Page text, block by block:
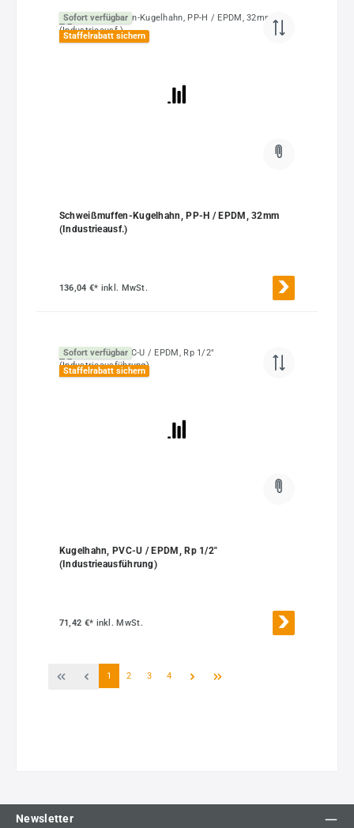
Sofort verfügbar
Staffelrabatt sichern
Schweißmuffen-Kugelhahn, PP-H / EPDM, 32mm
(Industrieausf.)
136,04 €* inkl. MwSt.
Sofort verfügbar
Staffelrabatt sichern
Kugelhahn, PVC-U / EPDM, Rp 1/2"
(Industrieausführung)
71,42 €* inkl. MwSt.
Seite
1 Seite
2 Seite
3 Seite
4
Newsletter